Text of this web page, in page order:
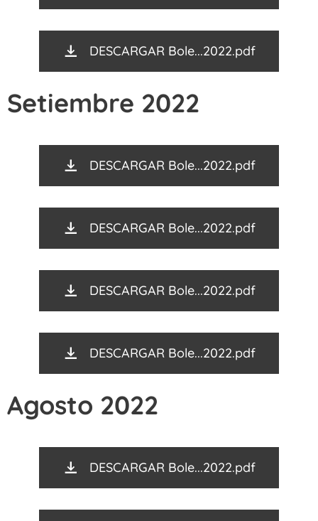
DESCARGAR Bole...2022.pdf
Setiembre 2022
DESCARGAR Bole...2022.pdf
DESCARGAR Bole...2022.pdf
DESCARGAR Bole...2022.pdf
DESCARGAR Bole...2022.pdf
Agosto 2022
DESCARGAR Bole...2022.pdf